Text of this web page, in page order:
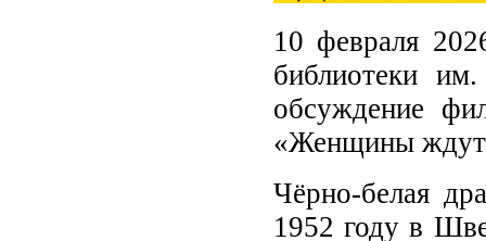
10 февраля
библиотеки
обсуждение
«Женщины
Чёрно-белая
1952 году в